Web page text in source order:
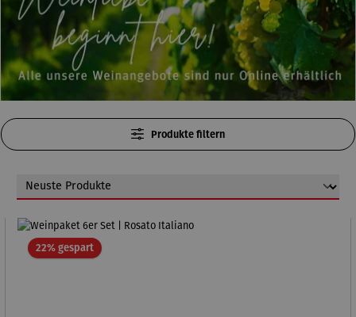
Produkte filtern
22% gespartRabatt